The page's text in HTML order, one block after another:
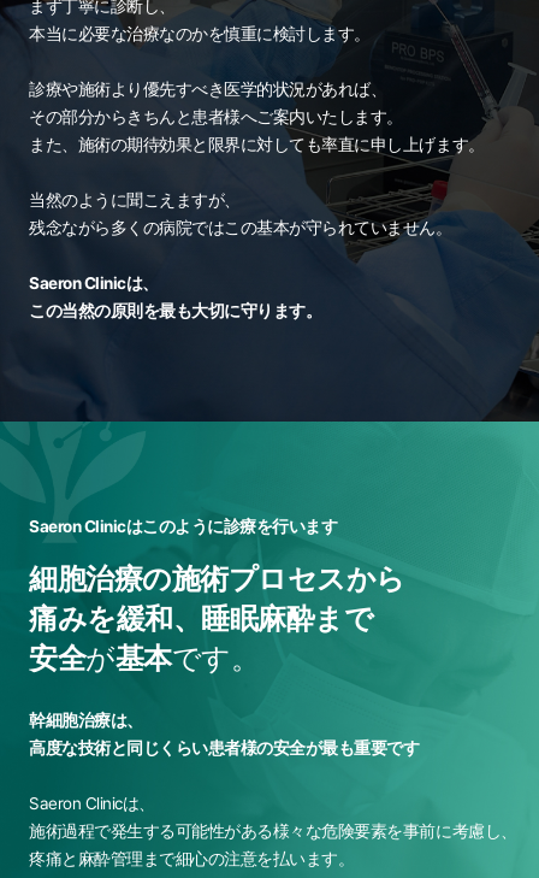
まず丁寧に診断し、
本当に必要な治療なのかを慎重に検討します。
診療や施術より優先すべき医学的状況があれば、
その部分からきちんと患者様へご案内いたします。
また、施術の期待効果と限界に対しても率直に申し上げます。
当然のように聞こえますが、
残念ながら多くの病院ではこの基本が守られていません。
Saeron Clinicは、
この当然の原則を最も大切に守ります。
Saeron Clinicはこのように診療を行います
細胞治療の施術プロセスから
痛みを緩和、睡眠麻酔まで
安全が基本です。
幹細胞治療は、
高度な技術と同じくらい患者様の安全が最も重要です
Saeron Clinicは、
施術過程で発生する可能性がある様々な危険要素を事前に考慮し、
疼痛と麻酔管理まで細心の注意を払います。